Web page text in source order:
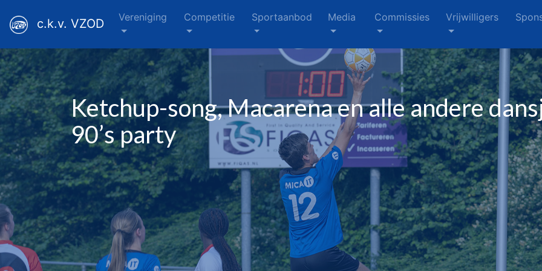
c.k.v. VZOD Vereniging Competitie Sportaanbod Media Commissies Vrijwilligers
Ketchup-song, Macarena en alle andere
90’s party